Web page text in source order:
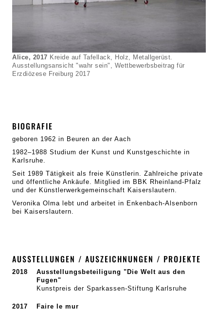
Alice, 2017 Kreide auf Tafellack, Holz, Metallgerüst.
Ausstellungsansicht "wahr sein", Wettbewerbsbeitrag für
Erzdiözese Freiburg 2017
BIOGRAFIE
geboren 1962 in Beuren an der Aach
1982–1988 Studium der Kunst und Kunstgeschichte in
Karlsruhe.
Seit 1989 Tätigkeit als freie Künstlerin. Zahlreiche private
und öffentliche Ankäufe. Mitglied im BBK Rheinland-Pfalz
und der Künstlerwerkgemeinschaft Kaiserslautern.
Veronika Olma lebt und arbeitet in Enkenbach-Alsenborn
bei Kaiserslautern.
AUSSTELLUNGEN / AUSZEICHNUNGEN / PROJEKTE
2018
Ausstellungsbeteiligung "Die Welt aus den
Fugen"
Kunstpreis der Sparkassen-Stiftung Karlsruhe
2017
Faire le mur